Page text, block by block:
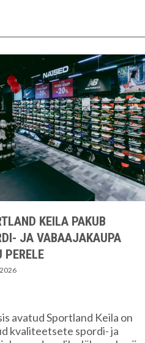
KEILA PAKUB
JA VABAAJAKAUPA
PERELE
avatud Sportland Keila on
kvaliteetsete spordi- ja